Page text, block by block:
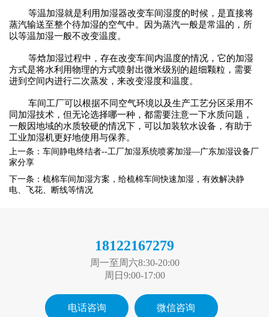
等温加湿就是利用加湿器改变车间湿度的时候，是直接将
蒸汽输送至整个待加湿的空气中。因为蒸汽一般是常温的，所
以等温加湿一般不改变温度。
等焓加湿过程中，存在改变车间内温度的情况，它的加湿
方式是将水利用物理的方式喷射出微米级别的超细颗粒，需要
进到空间内进行二次蒸发，来改变湿度和温度。
车间工厂可以根据不同空气环境以及生产工艺分区采用不
同加湿技术，但无论选择哪一种，都需要注意一下水质问题，
一般因地域的水质较硬的情况下，可以加装软水设备，有助于
工业加湿机更好地使用与保养。
上一条：车间静电终结者--工厂加湿系统喷雾加湿—广东加湿设备厂
家分享
下一条：梳棉车间加湿方案，给梳棉车间快速加湿，有效解决静
电、飞花、断线等情况
18122167279
周一至周六8:30-20:00
周日9:00-17:00
电话咨询 微信咨询